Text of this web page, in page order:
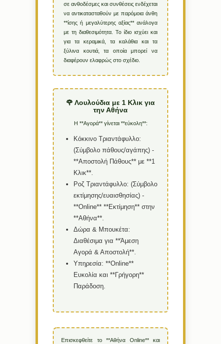
σε ανθοδέσμες και συνθέσεις ενδέχεται
να αντικατασταθούν με παρόμοια άνθη
**ίσης ή μεγαλύτερης αξίας** ανάλογα
με τη διαθεσιμότητα. Το ίδιο ισχύει και
για τα κεραμικά, τα καλάθια και τα
ξύλινα κουτιά, τα οποία μπορεί να
διαφέρουν ελαφρώς στο σχέδιο.
🌹 Λουλούδια με 1 Κλικ για
την Αθήνα
Η **Αγορά** γίνεται **εύκολη**:
Κόκκινο Τριαντάφυλλο:
(Σύμβολο πάθους/αγάπης) -
**Αποστολή Πάθους** με **1
Κλικ**.
Ροζ Τριαντάφυλλο: (Σύμβολο
εκτίμησης/ευαισθησίας) -
**Online** **Εκτίμηση** στην
**Αθήνα**.
Δώρα & Μπουκέτα:
Διαθέσιμα για **Άμεση
Αγορά & Αποστολή**.
Υπηρεσία: **Online**
Ευκολία και **Γρήγορη**
Παράδοση.
Επισκεφθείτε το **Αθήνα Online** και